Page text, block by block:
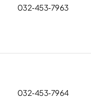
032-453-7963
032-453-7964